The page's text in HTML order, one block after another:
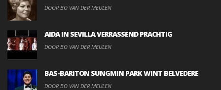
DOOR BO VAN DER MEULEN
AIDA IN SEVILLA VERRASSEND PRACHTIG
DOOR BO VAN DER MEULEN
BAS-BARITON SUNGMIN PARK WINT BELVEDERE
DOOR BO VAN DER MEULEN